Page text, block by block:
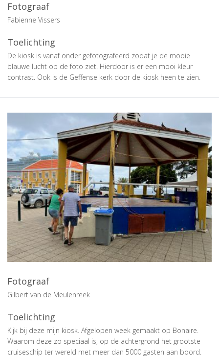
Fotograaf
Fabienne Vissers
Toelichting
De kiosk is vanaf onder gefotografeerd zodat je de mooie
blauwe lucht op de foto ziet. Hierdoor is er een mooi kleur
contrast. Ook is de Geffense kerk door de kiosk heen te zien.
Fotograaf
Gilbert van de Meulenreek
Toelichting
Kijk bij deze mijn kiosk. Afgelopen week gemaakt op Bonaire.
Waarom deze zo speciaal is, op de achtergrond het grootste
cruiseschip ter wereld met meer dan 5000 gasten aan boord.